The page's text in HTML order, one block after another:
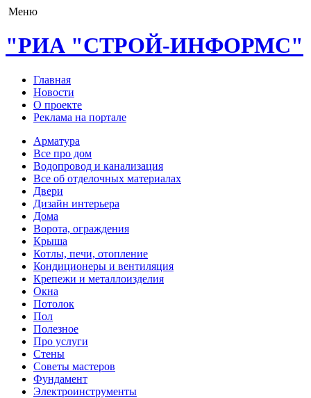
Меню
"РИА "СТРОЙ-ИНФОРМС"
Главная
Новости
О проекте
Реклама на портале
Арматура
Все про дом
Водопровод и канализация
Все об отделочных материалах
Двери
Дизайн интерьера
Дома
Ворота, ограждения
Крыша
Котлы, печи, отопление
Кондиционеры и вентиляция
Крепежи и металлоизделия
Окна
Потолок
Пол
Полезное
Про услуги
Стены
Советы мастеров
Фундамент
Электроинструменты